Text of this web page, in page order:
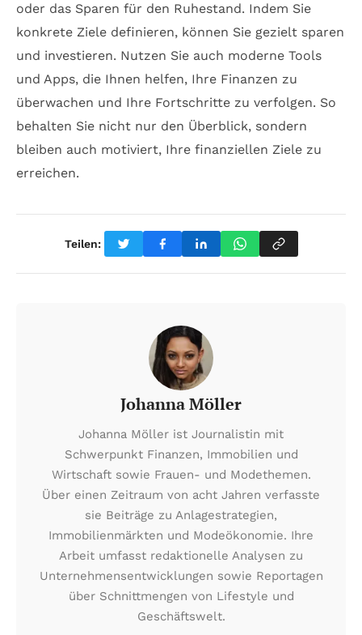
oder das Sparen für den Ruhestand. Indem Sie
konkrete Ziele definieren, können Sie gezielt sparen
und investieren. Nutzen Sie auch moderne Tools
und Apps, die Ihnen helfen, Ihre Finanzen zu
überwachen und Ihre Fortschritte zu verfolgen. So
behalten Sie nicht nur den Überblick, sondern
bleiben auch motiviert, Ihre finanziellen Ziele zu
erreichen.
Teilen:
Johanna Möller
Johanna Möller ist Journalistin mit
Schwerpunkt Finanzen, Immobilien und
Wirtschaft sowie Frauen- und Modethemen.
Über einen Zeitraum von acht Jahren verfasste
sie Beiträge zu Anlagestrategien,
Immobilienmärkten und Modeökonomie. Ihre
Arbeit umfasst redaktionelle Analysen zu
Unternehmensentwicklungen sowie Reportagen
über Schnittmengen von Lifestyle und
Geschäftswelt.